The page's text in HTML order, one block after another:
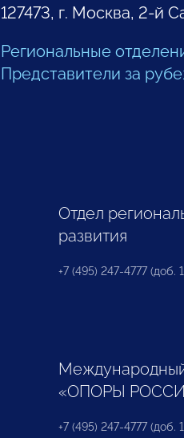
127473, г. Москва, 2-й
Региональные
Представители за
Отдел
развития
+7 (495) 247-4777 (доб.
«ОПОРЫ
+7 (495) 247-4777 (доб.